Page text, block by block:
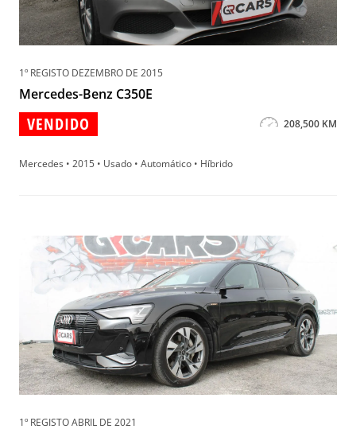
1º REGISTO DEZEMBRO DE 2015
Mercedes-Benz C350E
VENDIDO 208,500 KM
Mercedes • 2015 • Usado • Automático • Híbrido
1º REGISTO ABRIL DE 2021